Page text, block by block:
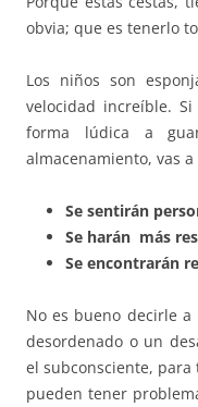
obvia; que es tenerlo
Los niños son
velocidad increíble.
forma lúdica a
almacenamiento, vas
Se sentirán
Se harán más
Se encontrarán
No es bueno decirle
desordenado o un
el subconsciente, para
pueden tener